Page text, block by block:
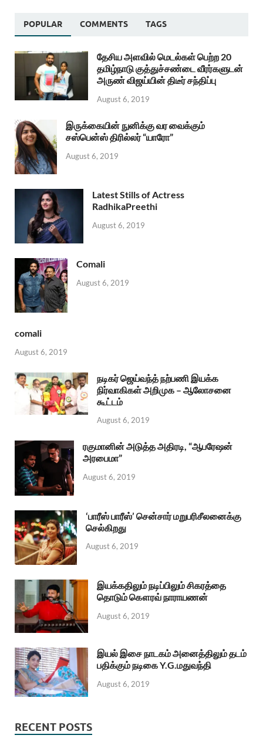
POPULAR COMMENTS TAGS
தேசிய அளவில் மெடல்கள் பெற்ற 20
தமிழ்நாடு குத்துச்சண்டை வீரர்களுடன்
அருண் விஜய்யின் திடீர் சந்திப்பு
August 6, 2019
இருக்கையின் நுனிக்கு வர வைக்கும்
சஸ்பென்ஸ் திரில்லர் “யாரோ”
August 6, 2019
Latest Stills of Actress
RadhikaPreethi
August 6, 2019
Comali
August 6, 2019
comali
August 6, 2019
நடிகர் ஜெய்வந்த் நற்பணி இயக்க
நிர்வாகிகள் அறிமுக – ஆலோசனை
கூட்டம்
August 6, 2019
ரகுமானின் அடுத்த அதிரடி, “ஆபரேஷன்
அரபைமா”
August 6, 2019
‘பாரீஸ் பாரீஸ்’ சென்சார் மறுபரிசீலனைக்கு
செல்கிறது
August 6, 2019
இயக்கதிலும் நடிப்பிலும் சிகரத்தை
தொடும் கௌரவ் நாராயணன்
August 6, 2019
இயல் இசை நாடகம் அனைத்திலும் தடம்
பதிக்கும் நடிகை Y.G.மதுவந்தி
August 6, 2019
RECENT POSTS